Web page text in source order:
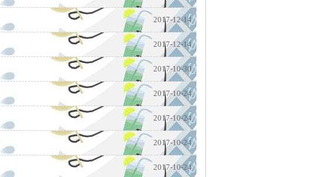
2017-12-14
2017-12-14
2017-10-30
2017-10-24
2017-10-24
2017-10-24
2017-10-24